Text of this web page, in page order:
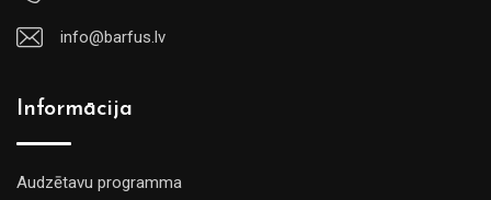
info@barfus.lv
Informācija
Audzētavu programma